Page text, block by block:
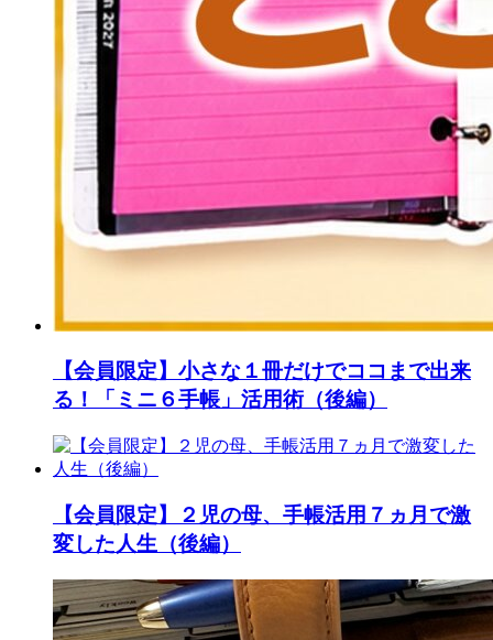
【会員限定】小さな１冊だけでココまで出来
る！「ミニ６手帳」活用術（後編）
【会員限定】２児の母、手帳活用７ヵ月で激
変した人生（後編）